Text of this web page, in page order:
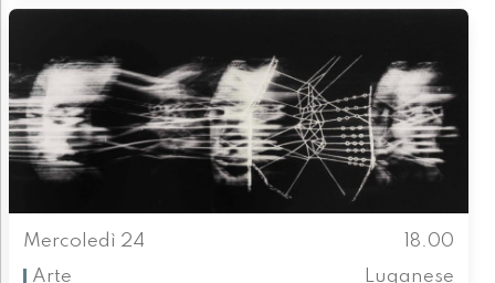
Mercoledì 24
18.00
Arte
Luganese